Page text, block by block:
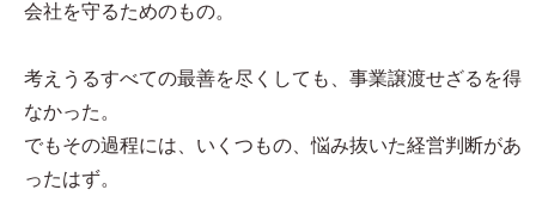
会社を守るためのもの。
考えうるすべての最善を尽くしても、事業譲渡せざるを得
なかった。
でもその過程には、いくつもの、悩み抜いた経営判断があ
ったはず。